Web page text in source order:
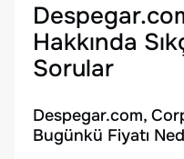
Hakkında
Sorular
Despegar.com,
Bugünkü Fiyatı